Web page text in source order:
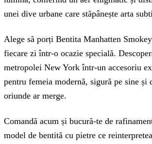
unei dive urbane care stăpânește arta
Alege să porți Bentita Manhatten
fiecare zi într-o ocazie specială.
metropolei New York într-un accesoriu
pentru femeia modernă, sigură pe sine și
oriunde ar merge.
Comandă acum și bucură-te de
model de bentită cu pietre ce